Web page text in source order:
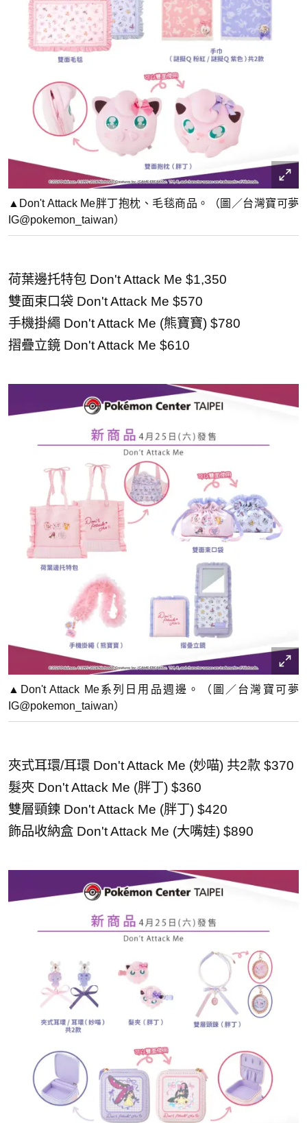
▲Don't Attack Me胖丁抱枕、毛毯商品。（圖／台灣寶可夢
IG@pokemon_taiwan）
荷葉邊托特包 Don't Attack Me $1,350
雙面束口袋 Don't Attack Me $570
手機掛繩 Don't Attack Me (熊寶寶) $780
摺疊立鏡 Don't Attack Me $610
▲Don't Attack Me系列日用品週邊。（圖／台灣寶可夢
IG@pokemon_taiwan）
夾式耳環/耳環 Don't Attack Me (妙喵) 共2款 $370
髮夾 Don't Attack Me (胖丁) $360
雙層頸鍊 Don't Attack Me (胖丁) $420
飾品收納盒 Don't Attack Me (大嘴娃) $890